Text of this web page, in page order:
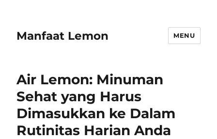
Manfaat Lemon MENU
Air Lemon: Minuman
Sehat yang Harus
Dimasukkan ke Dalam
Rutinitas Harian Anda